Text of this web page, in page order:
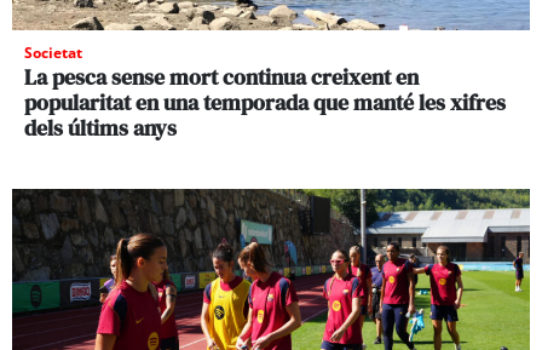
Societat
La pesca sense mort continua creixent en
popularitat en una temporada que manté les xifres
dels últims anys